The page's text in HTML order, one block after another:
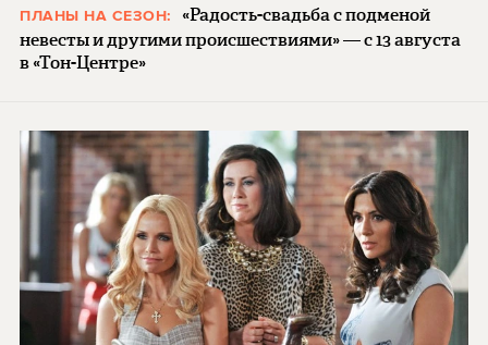
ПЛАНЫ НА СЕЗОН:
«Радость-свадьба с подменой
невесты и другими происшествиями» — с 13 августа
в «Тон-Центре»